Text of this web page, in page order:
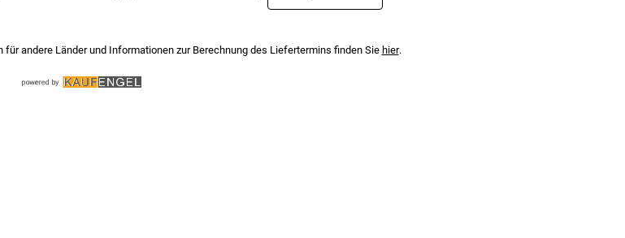
andere Länder und Informationen zur Berechnung des Liefertermins finden Sie hier.